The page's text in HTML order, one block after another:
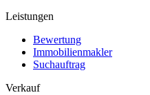
Leistungen
Bewertung
Immobilienmakler
Suchauftrag
Verkauf